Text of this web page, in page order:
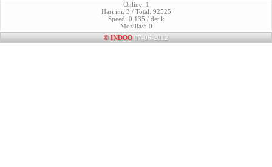
Online: 1
Hari ini: 3 / Total: 92525
Speed: 0.135 / detik
Mozilla/5.0
© INDOO 07-06-2012